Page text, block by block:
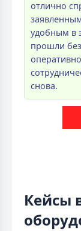
отлично
удобным в
прошли
снова.
Кейсы